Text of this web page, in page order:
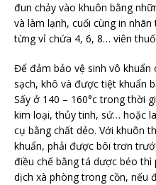
đun chảy vào khuôn bằng
và làm lạnh, cuối cùng in
từng vỉ chứa 4, 6, 8… viên
Để đảm bảo vệ sinh vô khuẩn
sạch, khô và được tiệt khuẩn
Sấy ở 140 – 160°c trong thời
kim loại, thủy tinh, sứ… hoặc
cụ bằng chất dẻo. Với khuôn
khuẩn, phải được bôi trơn
điều chế bằng tá dược béo
dịch xà phòng trong cồn, nếu